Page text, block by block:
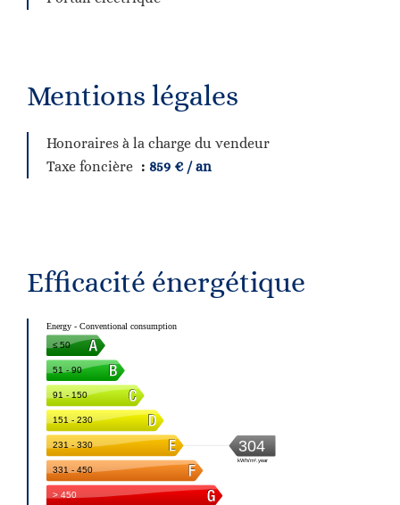
Mentions légales
Honoraires à la charge du vendeur
Taxe foncière
859 € / an
Efficacité énergétique